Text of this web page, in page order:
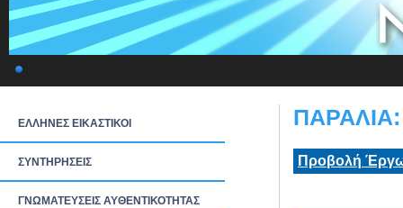
ΕΛΛΗΝΕΣ ΕΙΚΑΣΤΙΚΟΙ
ΣΥΝΤΗΡΗΣΕΙΣ
ΓΝΩΜΑΤΕΥΣΕΙΣ ΑΥΘΕΝΤΙΚΟΤΗΤΑΣ
Προβολή